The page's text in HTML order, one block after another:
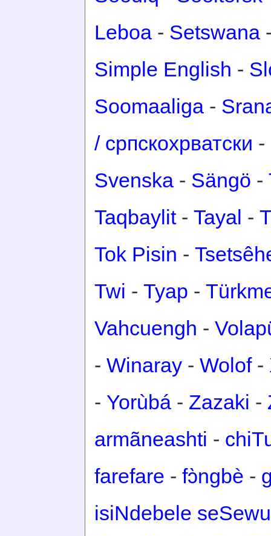
Leboa - Setswana
Simple English -
Soomaaliga -
/ српскохрватски -
Svenska - Sängö -
Taqbaylit- Tayal -
Tok Pisin -
Twi - Tyap -
Vahcuengh -
- Winaray - Wolof-
- Yorùbá - Zazaki -
armãneashti -
farefare - fɔ̀ngbè -
isiNdebele